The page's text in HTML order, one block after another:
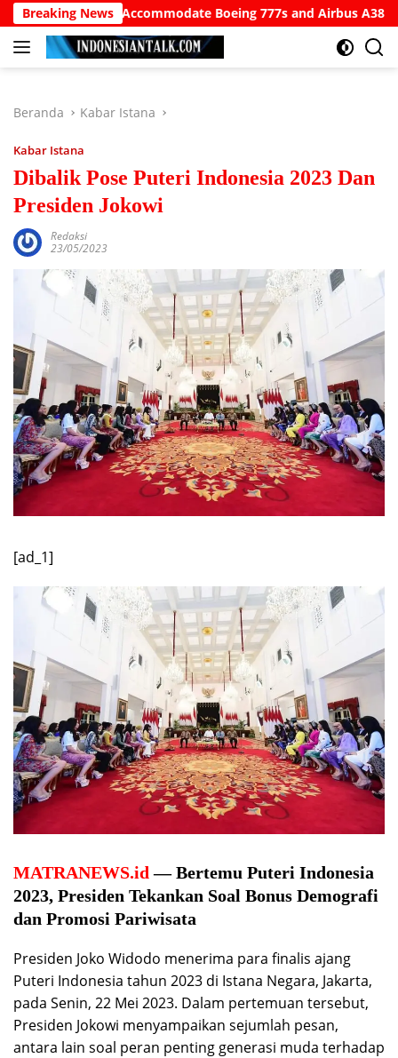
Langsung
ke
konten
Breaking News
to Accommodate Boeing 777s and Airbus A380s
Beranda Kabar Istana
Kabar Istana
Dibalik Pose Puteri Indonesia 2023 Dan
Presiden Jokowi
Redaksi
23/05/2023
[ad_1]
MATRANEWS.id — Bertemu Puteri Indonesia
2023, Presiden Tekankan Soal Bonus Demografi
dan Promosi Pariwisata
Presiden Joko Widodo menerima para finalis ajang
Puteri Indonesia tahun 2023 di Istana Negara, Jakarta,
pada Senin, 22 Mei 2023. Dalam pertemuan tersebut,
Presiden Jokowi menyampaikan sejumlah pesan,
antara lain soal peran penting generasi muda terhadap